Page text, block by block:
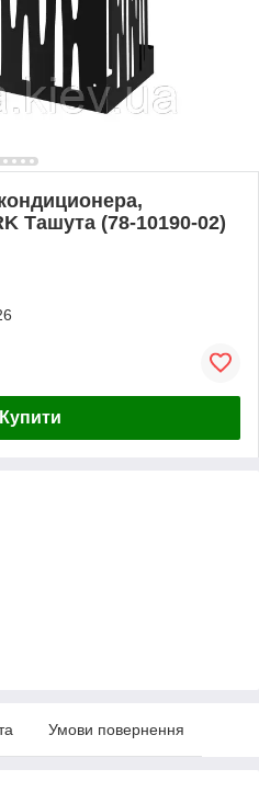
Ташута (78-10190-02)
Купити
Умови повернення